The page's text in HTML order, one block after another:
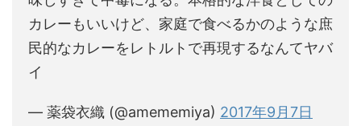
カレーもいいけど、家庭で食べるかのような庶
民的なカレーをレトルトで再現するなんてヤバ
イ
— 薬袋衣織 (@amememiya) 2017年9月7日